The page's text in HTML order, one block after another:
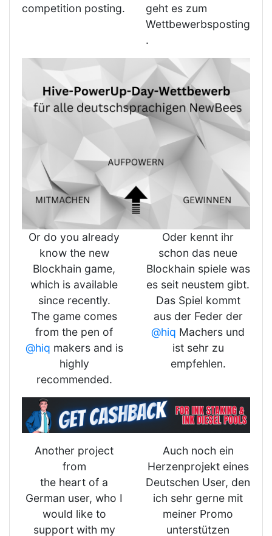
competition posting.
geht es zum
Wettbewerbsposting
.
Or do you already
know the new
Blockhain game,
which is available
since recently.
The game comes
from the pen of
@hiq makers and is
highly
recommended.
Oder kennt ihr
schon das neue
Blockhain spiele was
es seit neustem gibt.
Das Spiel kommt
aus der Feder der
@hiq Machers und
ist sehr zu
empfehlen.
Another project
from
the heart of a
German user, who I
would like to
support with my
Auch noch ein
Herzenprojekt eines
Deutschen User, den
ich sehr gerne mit
meiner Promo
unterstützen